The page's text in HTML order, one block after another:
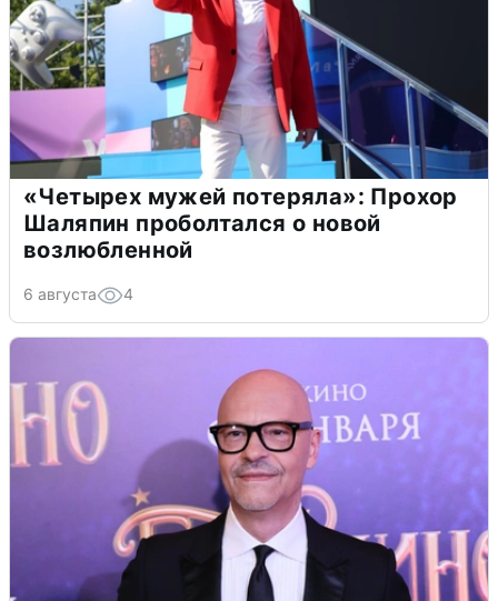
«Четырех мужей потеряла»: Прохор
Шаляпин проболтался о новой
возлюбленной
6 августа 4